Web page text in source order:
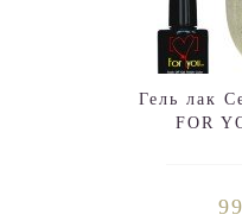
Гель лак
FOR